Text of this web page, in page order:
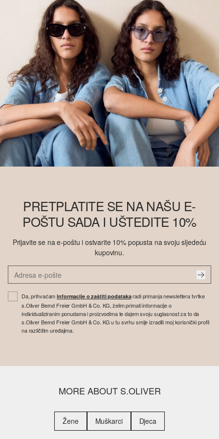
PRETPLATITE SE NA NAŠU E-
POŠTU SADA I UŠTEDITE 10%
Prijavite se na e-poštu i ostvarite 10% popusta na svoju sljedeću
kupovinu.
Da, prihvaćaminformacije o zaštiti podatakaradi primanja newslettera tvrtke
s.Oliver Bernd Freier GmbH & Co. KG, želim primati informacije o
individualiziranim ponudama i proizvodima te dajem svoju suglasnost za to da
s.Oliver Bernd Freier GmbH & Co. KG u tu svrhu smije izraditi moj korisnički profil
na različitim uređajima.
MORE ABOUT S.OLIVER
Žene Muškarci Djeca